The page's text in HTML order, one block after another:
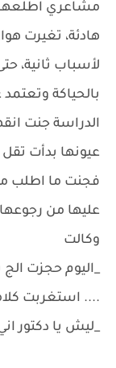
مشاعري اطلعها
هادئة، تغيرت
لأسباب ثانية،
بالحياكة
الدراسة جنت
عيونها بدأت
فجنت ما اطلب
عليها من
وكالت
_اليوم حجزت الج
.... استغربت
_ليش يا دكتور